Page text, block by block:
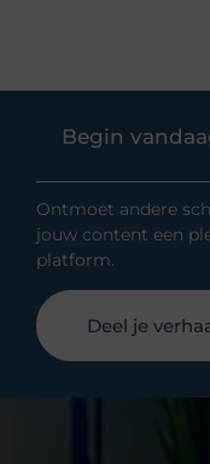
Begin
Ontmoet andere
jouw content een
platform.
Deel je